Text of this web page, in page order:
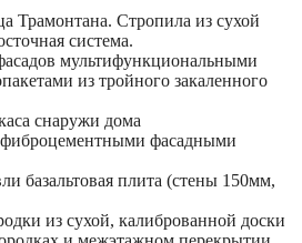
Трамонтана. Стропила из сухой
система.
мультифункциональными
из тройного закаленного
снаружи дома
фасадными
базальтовая плита (стены 150мм,
из сухой, калиброванной доски